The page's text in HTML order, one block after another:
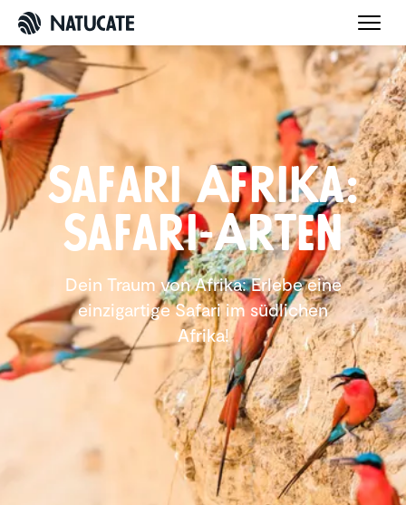
Safari Afrika:
Safari-Arten
Dein Traum von Afrika: Erlebe eine
einzigartige Safari im südlichen
Afrika!